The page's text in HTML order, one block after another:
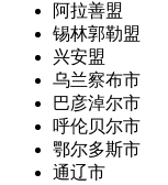
阿拉善盟
锡林郭勒盟
兴安盟
乌兰察布市
巴彦淖尔市
呼伦贝尔市
鄂尔多斯市
通辽市